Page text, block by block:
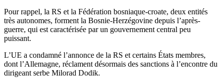
Pour rappel, la RS et la Fédération bosniaque-croate, deux entités
très autonomes, forment la Bosnie-Herzégovine depuis l’après-
guerre, qui est caractérisée par un gouvernement central peu
puissant.
L’UE a condamné l’annonce de la RS et certains États membres,
dont l’Allemagne, réclament désormais des sanctions à l’encontre du
dirigeant serbe Milorad Dodik.